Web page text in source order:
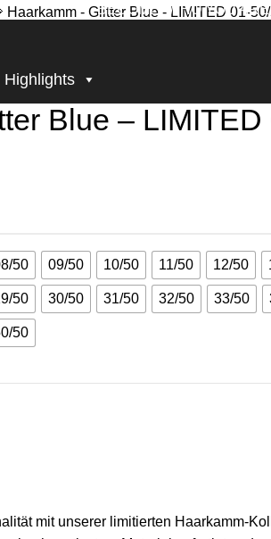
BECOME, WHO YOU
Highlights
Blue – LIMITED
50 09/50 10/50 11/50 12/50
50 30/50 31/50 32/50 33/50
50
mit unserer limitierten Haarkamm-